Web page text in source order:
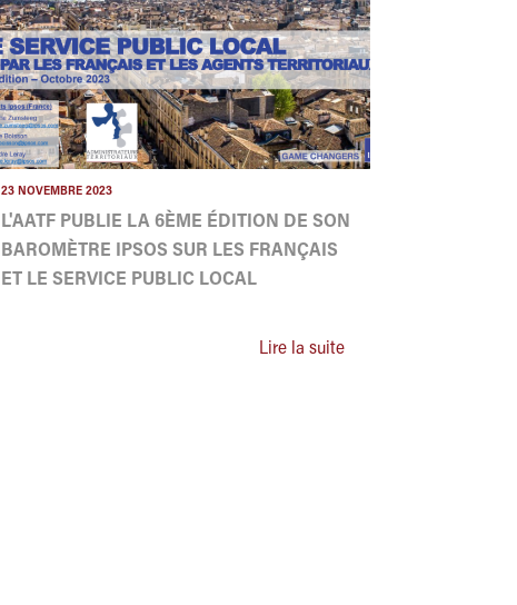
23 NOVEMBRE 2023
L'AATF PUBLIE LA 6ÈME ÉDITION DE SON
BAROMÈTRE IPSOS SUR LES FRANÇAIS
ET LE SERVICE PUBLIC LOCAL
Lire la suite